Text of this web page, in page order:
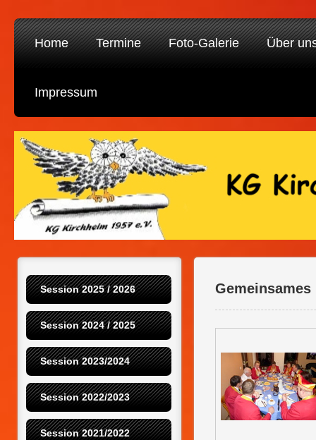
Home Termine Foto-Galerie Über
Impressum
Session 2025 / 2026
Session 2024 / 2025
Session 2023/2024
Session 2022/2023
Session 2021/2022
Gemeinsames